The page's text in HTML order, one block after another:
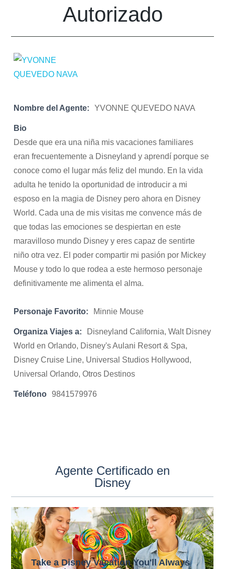
Autorizado
Nombre del Agente: YVONNE QUEVEDO NAVA
Bio
Desde que era una niña mis vacaciones familiares
eran frecuentemente a Disneyland y aprendí porque se
conoce como el lugar más feliz del mundo. En la vida
adulta he tenido la oportunidad de introducir a mi
esposo en la magia de Disney pero ahora en Disney
World. Cada una de mis visitas me convence más de
que todas las emociones se despiertan en este
maravilloso mundo Disney y eres capaz de sentirte
niño otra vez. El poder compartir mi pasión por Mickey
Mouse y todo lo que rodea a este hermoso personaje
definitivamente me alimenta el alma.
Personaje Favorito: Minnie Mouse
Organiza Viajes a:
Disneyland California, Walt Disney
World en Orlando, Disney's Aulani Resort & Spa,
Disney Cruise Line, Universal Studios Hollywood,
Universal Orlando, Otros Destinos
Teléfono 9841579976